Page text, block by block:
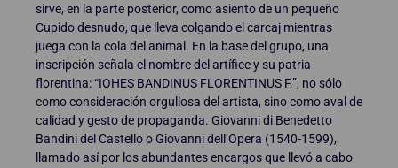
sirve, en la parte posterior, como asiento de un pequeño
Cupido desnudo, que lleva colgando el carcaj mientras
juega con la cola del animal. En la base del grupo, una
inscripción señala el nombre del artífice y su patria
florentina: “IOHES BANDINUS FLORENTINUS F.”, no sólo
como consideración orgullosa del artista, sino como aval de
calidad y gesto de propaganda. Giovanni di Benedetto
Bandini del Castello o Giovanni dell’Opera (1540-1599),
llamado así por los abundantes encargos que llevó a cabo